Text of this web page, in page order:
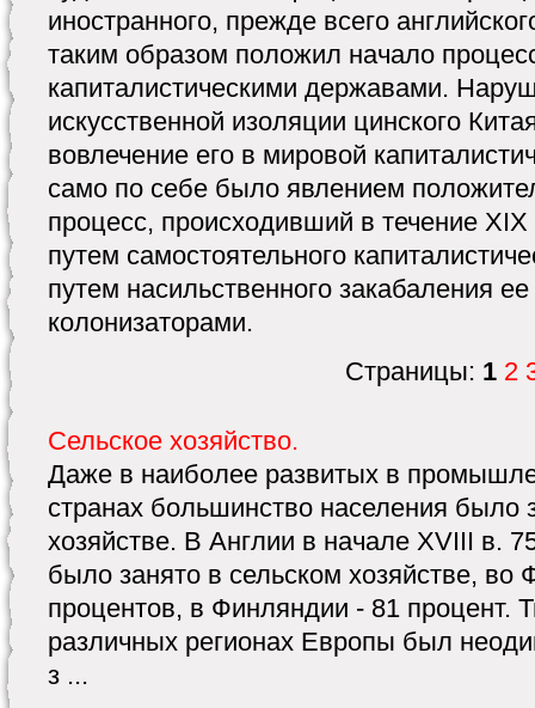
иностранного, прежде всего
таким образом положил начало
капиталистическими державами.
искусственной изоляции цинского
вовлечение его в мировой
само по себе было явлением
процесс, происходивший в течение
путем самостоятельного
путем насильственного закабаления
колонизаторами.
Страницы: 1 2
Сельское хозяйство.
Даже в наиболее развитых в
странах большинство населения было
хозяйстве. В Англии в начале XVIII в.
было занято в сельском хозяйстве, во
процентов, в Финляндии - 81 процент.
различных регионах Европы был
з ...